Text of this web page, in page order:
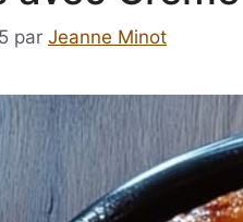
par Jeanne Minot